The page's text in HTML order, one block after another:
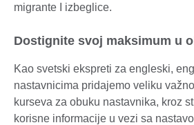
migrante I izbeglice.
Dostignite svoj maksimum u
Kao svetski ekspreti za engleski,
nastavnicima pridajemo veliku
kurseva za obuku nastavnika, kroz
korisne informacije u vezi sa